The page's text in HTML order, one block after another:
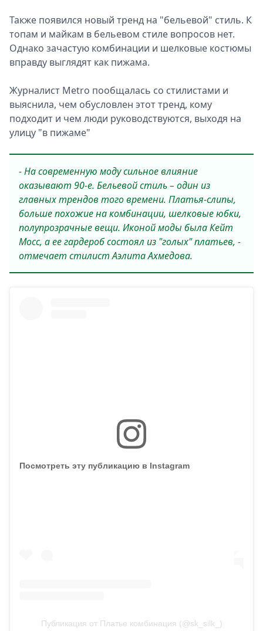
Также появился новый тренд на "бельевой" стиль. К
топам и майкам в бельевом стиле вопросов нет.
Однако зачастую комбинации и шелковые костюмы
вправду выглядят как пижама.
Журналист Metro пообщалась со стилистами и
выяснила, чем обусловлен этот тренд, кому
подходит и чем люди руководствуются, выходя на
улицу "в пижаме"
- На современную моду сильное влияние
оказывают 90-е. Бельевой стиль – один из
главных трендов того времени. Платья-слипы,
больше похожие на комбинации, шелковые юбки,
полупрозрачные вещи. Иконой моды была Кейт
Мосс, а ее гардероб состоял из "голых" платьев, -
отмечает стилист Аэлита Ахмедова.
Посмотреть эту публикацию в Instagram
Публикация от Платье комбинация (@sk_silk_)